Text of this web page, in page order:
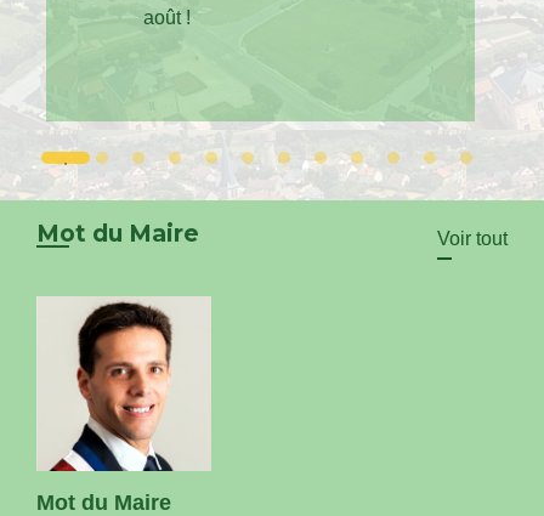
août !
Mot du Maire Voir tout
Mot du Maire